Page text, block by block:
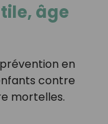
âge
en
contre
mortelles.